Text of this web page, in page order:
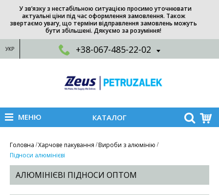
У зв’язку з нестабільною ситуацією просимо уточнювати
актуальні ціни під час оформлення замовлення. Також
звертаємо увагу, що терміни відправлення замовлень можуть
бути збільшені. Дякуємо за розуміння!
УКР +38-067-485-22-02
МЕНЮ КАТАЛОГ
Головна Харчове пакування Вироби з алюмінію
Підноси алюмінієві
АЛЮМІНІЄВІ ПІДНОСИ ОПТОМ